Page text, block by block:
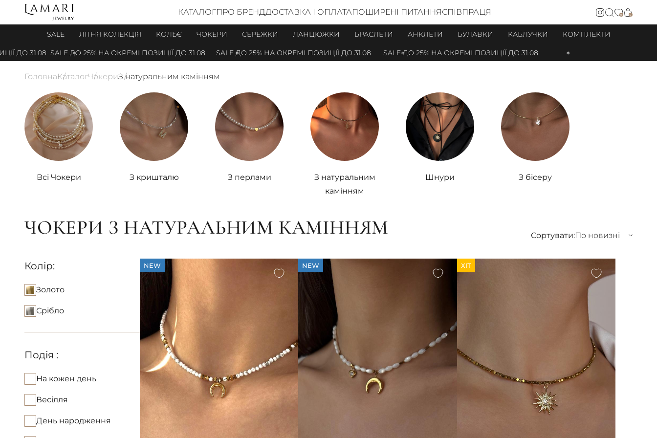
КАТАЛОГПРО БРЕНДДОСТАВКА І ОПЛАТАПОШИРЕНІ ПИТАННЯСПІВПРАЦЯ 0 0
SALE ЛІТНЯ КОЛЕКЦІЯ КОЛЬЄ ЧОКЕРИ СЕРЕЖКИ ЛАНЦЮЖКИ БРАСЛЕТИ АНКЛЕТИ БУЛАВКИ КАБЛУЧКИ КОМПЛЕКТИ
SALE ДО 25% НА ОКРЕМІ ПОЗИЦІЇ ДО 31.08 SALE ДО 25% НА ОКРЕМІ ПОЗИЦІЇ ДО 31.08 SALE ДО 25% НА ОКРЕМІ ПОЗИЦІЇ ДО 31.08
ГоловнаКаталогЧокериЗ натуральним камінням
Всі Чокери З кришталю З перлами
З натуральним
камінням
Шнури З бісеру
ЧОКЕРИ З НАТУРАЛЬНИМ КАМІННЯМ Сортувати:По новизні
Колір:
Золото
Срібло
Подія :
На кожен день
Весілля
День народження
NEW NEW ХІТ